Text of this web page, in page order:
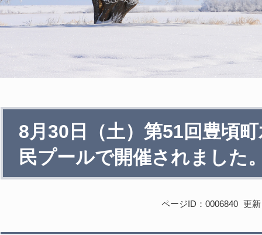
8月30日（土）第51回豊頃
民プールで開催されました。
ページID：0006840 更